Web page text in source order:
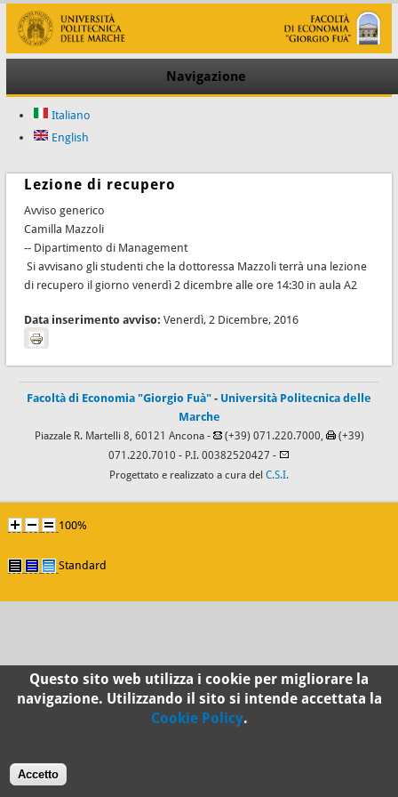
Navigazione
Italiano
English
Lezione di recupero
Avviso generico
Camilla Mazzoli
-- Dipartimento di Management
Si avvisano gli studenti che la dottoressa Mazzoli terrà una lezione
di recupero il giorno venerdì 2 dicembre alle ore 14:30 in aula A2
Data inserimento avviso: Venerdì, 2 Dicembre, 2016
Facoltà di Economia "Giorgio Fuà" - Università Politecnica delle
Marche
Piazzale R. Martelli 8, 60121 Ancona - (+39) 071.220.7000,
(+39)
071.220.7010 - P.I. 00382520427 -
Progettato e realizzato a cura del C.S.I.
100%
Standard
Questo sito web utilizza i cookie per migliorare la
navigazione. Utilizzando il sito si intende accettata la
Cookie Policy.
Accetto